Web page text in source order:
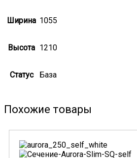
Ширина 1055
Высота 1210
Статус База
Похожие товары